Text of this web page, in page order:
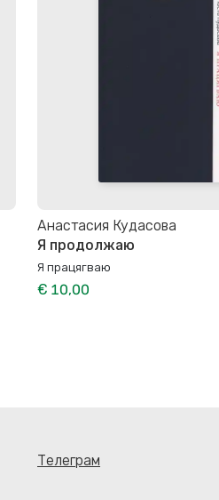
Анастасия Кудасова
Я продолжаю
Я працягваю
€ 10,00
Телеграм